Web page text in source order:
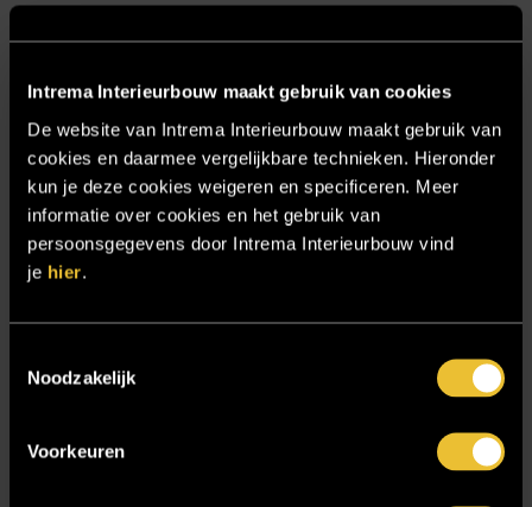
Intrema Interieurbouw maakt gebruik van cookies
De website van Intrema Interieurbouw maakt gebruik van
cookies en daarmee vergelijkbare technieken. Hieronder
kun je deze cookies weigeren en specificeren. Meer
informatie over cookies en het gebruik van
persoonsgegevens door Intrema Interieurbouw vind
je hier.
Noodzakelijk
Voorkeuren
Over ons
Particulier project: Harmonieuze woonvilla
Particulier project: Luxueus Appartement
Particulier project: Luxueuze elegantie
Particulier project: Moderne Woonvilla
Particulier project: Stijlvolle Woonvilla
Referenties
Sensire